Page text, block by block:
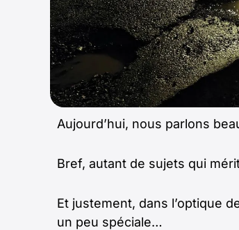
Aujourd’hui, nous parlons
Bref, autant de sujets qui
Et justement, dans l’optique
un peu spéciale…